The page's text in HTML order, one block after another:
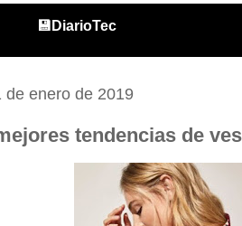
💾DiarioTec
de enero de 2019
tendencias de